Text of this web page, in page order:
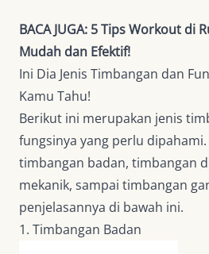
BACA JUGA: 5 Tips Workout di
Mudah dan Efektif!
Ini Dia Jenis Timbangan dan
Kamu Tahu!
Berikut ini merupakan jenis
fungsinya yang perlu
timbangan badan, timbangan
mekanik, sampai timbangan
penjelasannya di bawah ini.
1. Timbangan Badan